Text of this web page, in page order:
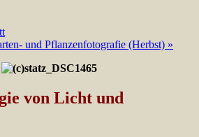
und Pflanzenfotografie (Herbst) »
von Licht und